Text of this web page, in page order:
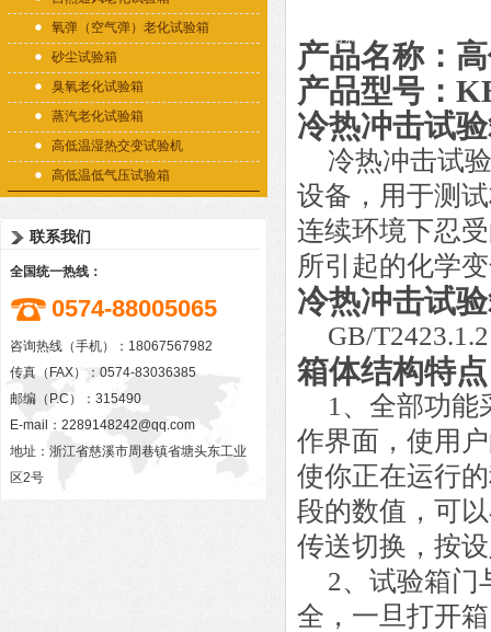
氧弹（空气弹）老化试验箱
砂尘试验箱
臭氧老化试验箱
蒸汽老化试验箱
高低温湿热交变试验机
高低温低气压试验箱
联系我们
全国统一热线：
0574-88005065
咨询热线（手机）：18067567982
传真（FAX）：0574-83036385
邮编（P.C）：315490
E-mail： 2289148242@qq.com
地址：浙江省慈溪市周巷镇省塘头东工业
区2号
资料：
产品名称：
产品型号：
冷热冲击试
冷热冲击试
设备，用于测
连续环境下忍
所引起的化学
冷热冲击试
GB/T2423.1.2
箱体结构特
1 、全部功能
作界面，使用
使你正在运行
段的数值，可
传送切换，按
2、试验箱门
全，一旦打开